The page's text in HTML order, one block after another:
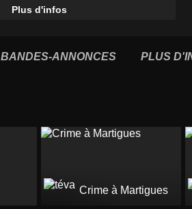
Plus d'infos
BANDES-ANNONCES PLUS
Crime à Martigues